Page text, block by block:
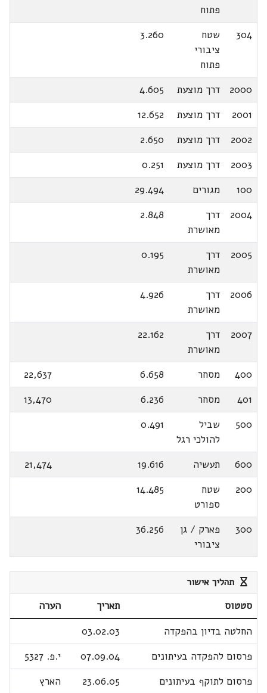
פתוח
304
שטח
ציבורי
פתוח
3.260
2000 דרך מוצעת
4.605
2001
דרך מוצעת
12.652
2002
דרך מוצעת
2.650
2003
דרך מוצעת
0.251
100
מגורים
29.494
2004
דרך
מאושרת
2.848
2005
דרך
מאושרת
0.195
2006
דרך
מאושרת
4.926
2007
דרך
מאושרת
22.162
400 מסחר 6.658
22,637
401
מסחר 6.236
13,470
500
שביל
להולכי רגל
0.491
600 תעשיה 19.616
21,474
200
שטח
ספורט
14.485
300
פארק / גן
ציבורי
36.256
תהליך אישור
סטטוס תאריך
הערה
החלטה בדיון בהפקדה
03.02.03
פרסום להפקדה בעיתונים
07.09.04
י.פ. 5327
פרסום לתוקף בעיתונים
23.06.05
הארץ